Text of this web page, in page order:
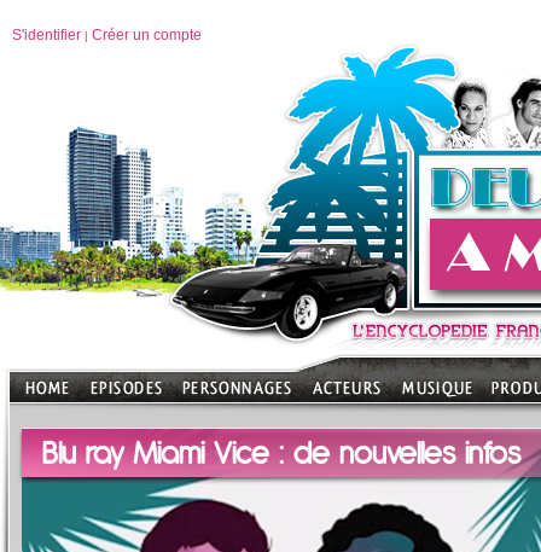
S'identifier | Créer un compte
Blu ray Miami Vice : de nouvelles infos